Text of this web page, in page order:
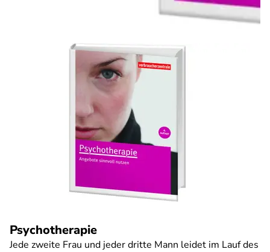
Psychotherapie
Jede zweite Frau und jeder dritte Mann leidet im Lauf des